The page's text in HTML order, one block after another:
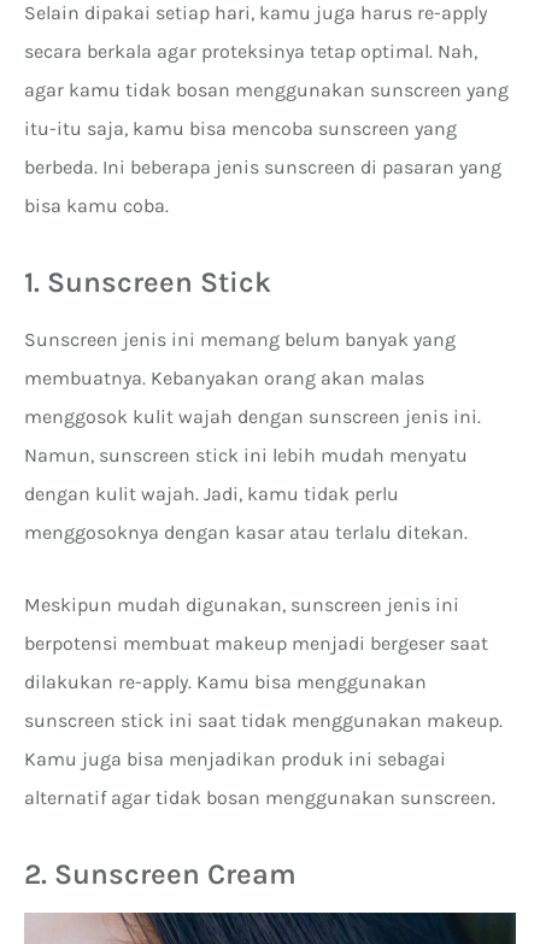
Selain dipakai setiap hari, kamu juga harus re-apply
secara berkala agar proteksinya tetap optimal. Nah,
agar kamu tidak bosan menggunakan sunscreen yang
itu-itu saja, kamu bisa mencoba sunscreen yang
berbeda. Ini beberapa jenis sunscreen di pasaran yang
bisa kamu coba.
1. Sunscreen Stick
Sunscreen jenis ini memang belum banyak yang
membuatnya. Kebanyakan orang akan malas
menggosok kulit wajah dengan sunscreen jenis ini.
Namun, sunscreen stick ini lebih mudah menyatu
dengan kulit wajah. Jadi, kamu tidak perlu
menggosoknya dengan kasar atau terlalu ditekan.
Meskipun mudah digunakan, sunscreen jenis ini
berpotensi membuat makeup menjadi bergeser saat
dilakukan re-apply. Kamu bisa menggunakan
sunscreen stick ini saat tidak menggunakan makeup.
Kamu juga bisa menjadikan produk ini sebagai
alternatif agar tidak bosan menggunakan sunscreen.
2. Sunscreen Cream